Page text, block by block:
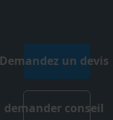
Demandez un devis
demander conseil